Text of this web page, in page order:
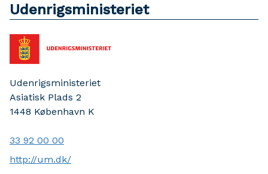
Udenrigsministeriet
Udenrigsministeriet
Asiatisk Plads 2
1448 København K
33 92 00 00
http://um.dk/